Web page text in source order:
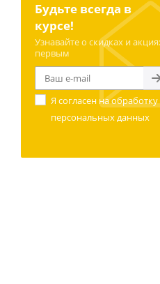
Будьте всегда в
курсе!
Узнавайте о скидках и
первым
Я согласен наобработку
персональных данных